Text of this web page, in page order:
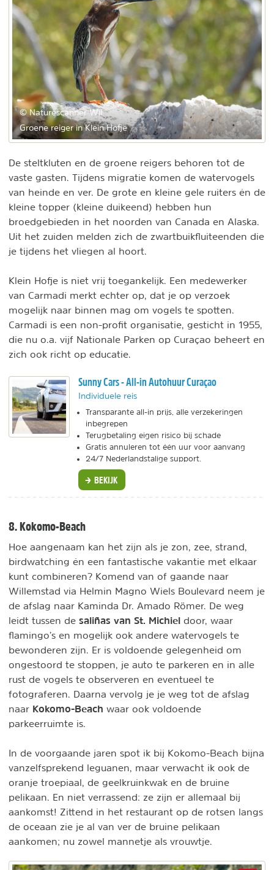
© Naturescanner Wil
Groene reiger in Klein Hofje
De steltkluten en de groene reigers behoren tot de
vaste gasten. Tijdens migratie komen de watervogels
van heinde en ver. De grote en kleine gele ruiters én de
kleine topper (kleine duikeend) hebben hun
broedgebieden in het noorden van Canada en Alaska.
Uit het zuiden melden zich de zwartbuikfluiteenden die
je tijdens het vliegen al hoort.
Klein Hofje is niet vrij toegankelijk. Een medewerker
van Carmadi merkt echter op, dat je op verzoek
mogelijk naar binnen mag om vogels te spotten.
Carmadi is een non-profit organisatie, gesticht in 1955,
die nu o.a. vijf Nationale Parken op Curaçao beheert en
zich ook richt op educatie.
Sunny Cars - All-in Autohuur Curaçao
Individuele reis
Transparante all-in prijs, alle verzekeringen
inbegrepen
Terugbetaling eigen risico bij schade
Gratis annuleren tot één uur voor aanvang
24/7 Nederlandstalige support.
BEKIJK
8. Kokomo-Beach
Hoe aangenaam kan het zijn als je zon, zee, strand,
birdwatching én een fantastische vakantie met elkaar
kunt combineren? Komend van of gaande naar
Willemstad via Helmin Magno Wiels Boulevard neem je
de afslag naar Kaminda Dr. Amado Römer. De weg
leidt tussen de saliñas van St. Michiel door, waar
flamingo’s en mogelijk ook andere watervogels te
bewonderen zijn. Er is voldoende gelegenheid om
ongestoord te stoppen, je auto te parkeren en in alle
rust de vogels te observeren en eventueel te
fotograferen. Daarna vervolg je je weg tot de afslag
naar Kokomo-Beach waar ook voldoende
parkeerruimte is.
In de voorgaande jaren spot ik bij Kokomo-Beach bijna
vanzelfsprekend leguanen, maar verwacht ik ook de
oranje troepiaal, de geelkruinkwak en de bruine
pelikaan. En niet verrassend: ze zijn er allemaal bij
aankomst! Zittend in het restaurant op de rotsen langs
de oceaan zie je al van ver de bruine pelikaan
aankomen; nu zowel mannetje als vrouwtje.